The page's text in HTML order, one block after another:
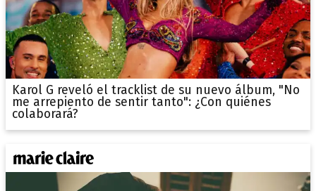
Karol G reveló el tracklist de su nuevo álbum, "No
me arrepiento de sentir tanto": ¿Con quiénes
colaborará?